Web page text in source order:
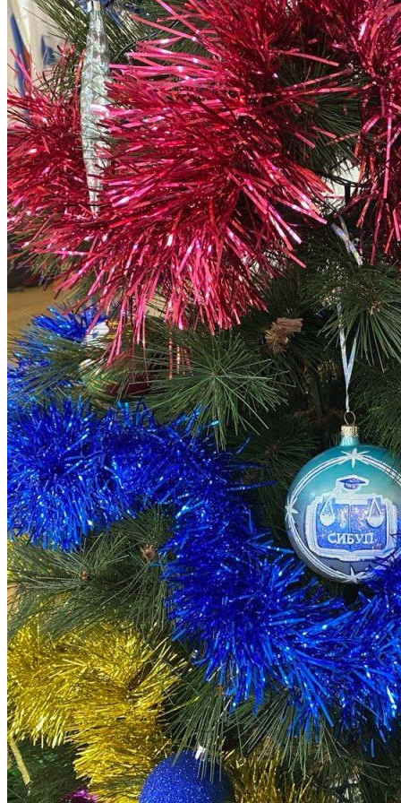
ПРОФЕССИОНАЛЬНОГО
ОБРАЗОВАНИЯ
Программы профессиональной
переподготовки
ОФИЦИАЛЬНЫЕ ДОКУМЕНТЫ
ВНИМАНИЕ! ОБЪЯВЛЕН ПРИЕМ
ДОПОЛНИТЕЛЬНЫЕ
ОБЩЕОБРАЗОВАТЕЛЬНЫЕ
ПРОГРАММЫ
Наука и Инновации
НАУЧНО-ИССЛЕДОВАТЕЛЬСКАЯ
ДЕЯТЕЛЬНОСТЬ
ОТДЕЛЫ И УПРАВЛЕНИЕ
ПАТЕНТЫ
НАУКА И УНИВЕРСИТЕТЫ
Институт
ЭКОНОМИЧЕСКИЙ ФАКУЛЬТЕТ
Деканат экономического факультета
Кафедра менеджмента
Кафедра прикладной математики и
информатики
Кафедра экономики
Кафедра экономики и менеджмента